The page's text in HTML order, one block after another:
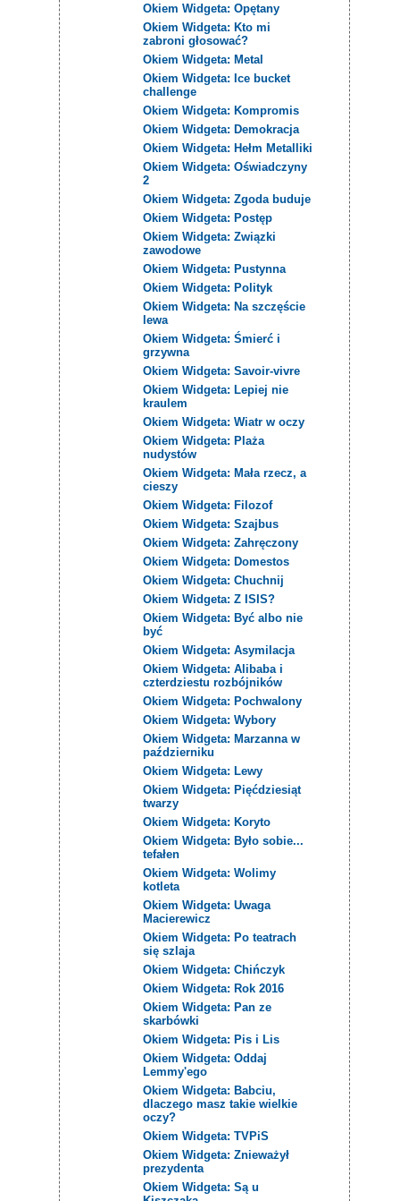
Okiem Widgeta: Opętany
Okiem Widgeta: Kto mi
zabroni głosować?
Okiem Widgeta: Metal
Okiem Widgeta: Ice bucket
challenge
Okiem Widgeta: Kompromis
Okiem Widgeta: Demokracja
Okiem Widgeta: Hełm Metalliki
Okiem Widgeta: Oświadczyny
2
Okiem Widgeta: Zgoda buduje
Okiem Widgeta: Postęp
Okiem Widgeta: Związki
zawodowe
Okiem Widgeta: Pustynna
Okiem Widgeta: Polityk
Okiem Widgeta: Na szczęście
lewa
Okiem Widgeta: Śmierć i
grzywna
Okiem Widgeta: Savoir-vivre
Okiem Widgeta: Lepiej nie
kraulem
Okiem Widgeta: Wiatr w oczy
Okiem Widgeta: Plaża
nudystów
Okiem Widgeta: Mała rzecz, a
cieszy
Okiem Widgeta: Filozof
Okiem Widgeta: Szajbus
Okiem Widgeta: Zahręczony
Okiem Widgeta: Domestos
Okiem Widgeta: Chuchnij
Okiem Widgeta: Z ISIS?
Okiem Widgeta: Być albo nie
być
Okiem Widgeta: Asymilacja
Okiem Widgeta: Alibaba i
czterdziestu rozbójników
Okiem Widgeta: Pochwalony
Okiem Widgeta: Wybory
Okiem Widgeta: Marzanna w
październiku
Okiem Widgeta: Lewy
Okiem Widgeta: Pięćdziesiąt
twarzy
Okiem Widgeta: Koryto
Okiem Widgeta: Było sobie...
tefałen
Okiem Widgeta: Wolimy
kotleta
Okiem Widgeta: Uwaga
Macierewicz
Okiem Widgeta: Po teatrach
się szlaja
Okiem Widgeta: Chińczyk
Okiem Widgeta: Rok 2016
Okiem Widgeta: Pan ze
skarbówki
Okiem Widgeta: Pis i Lis
Okiem Widgeta: Oddaj
Lemmy'ego
Okiem Widgeta: Babciu,
dlaczego masz takie wielkie
oczy?
Okiem Widgeta: TVPiS
Okiem Widgeta: Znieważył
prezydenta
Okiem Widgeta: Są u